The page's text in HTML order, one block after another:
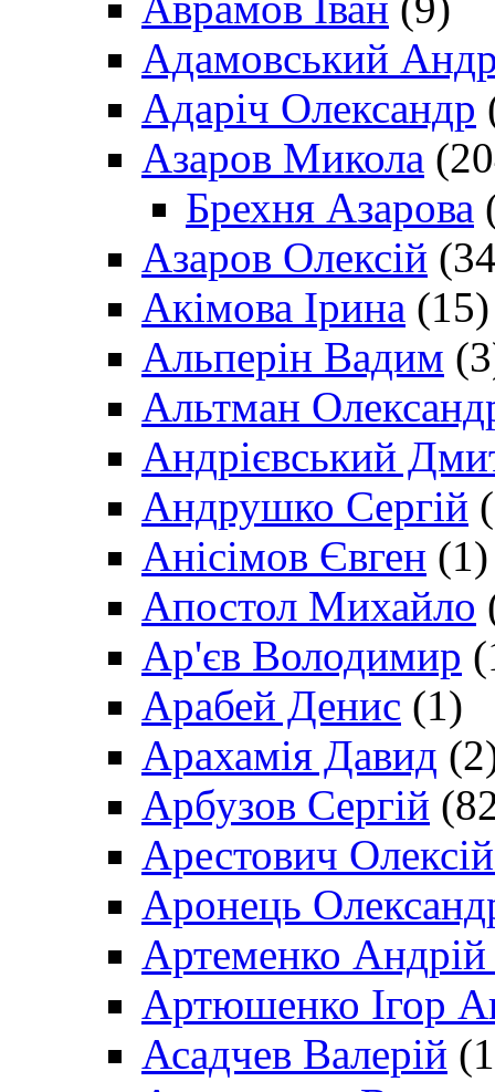
Адамовський
Адаріч Олександр
Азаров Микола
Брехня Азарова
Азаров Олексій
Акімова Ірина (15)
Альперін Вадим
Альтман
Андрієвський
Андрушко Сергій
Анісімов Євген (1)
Апостол Михайло
Ар'єв Володимир
Арабей Денис (1)
Арахамія Давид
Арбузов Сергій
Арестович
Аронець
Артеменко Андрій
Артюшенко Ігор
Асадчев Валерій